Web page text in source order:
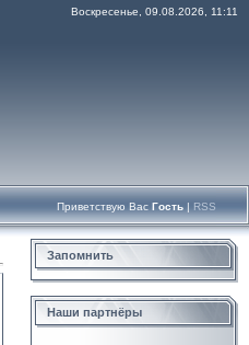
Воскресенье, 09.08.2026, 11:11
Приветствую Вас Гость | RSS
Запомнить
Наши партнёры